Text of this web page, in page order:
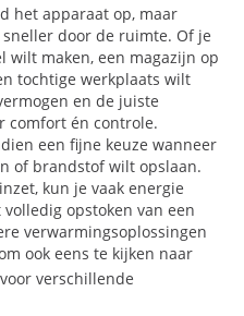
het apparaat op, maar
door de ruimte. Of je
wilt maken, een magazijn op
tochtige werkplaats wilt
en de juiste
comfort én controle.
een fijne keuze wanneer
of brandstof wilt opslaan.
kun je vaak energie
opstoken van een
verwarmingsoplossingen
ook eens te kijken naar
verschillende